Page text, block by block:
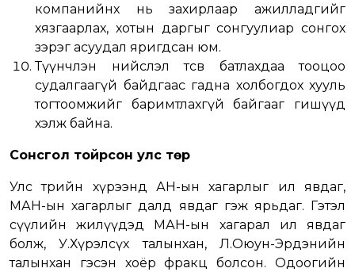
компанийнх нь захирлаар ажилладгийг
хязгаарлах, хотын даргыг сонгуулиар сонгох
зэрэг асуудал яригдсан юм.
Түүнчлэн нийслэл төсвөө батлахдаа тооцоо
судалгаагүй байдгаас гадна холбогдох хууль
тогтоомжийг баримтлахгүй байгааг гишүүд
хэлж байна.
Сонсгол тойрсон улс төр
Улс төрийн хүрээнд АН-ын хагарлыг ил явдаг,
МАН-ын хагарлыг далд явдаг гэж ярьдаг. Гэтэл
сүүлийн жилүүдэд МАН-ын хагарал ил явдаг
болж, У.Хүрэлсүх талынхан, Л.Оюун-Эрдэнийн
талынхан гэсэн хоёр фракц болсон. Одоогийн